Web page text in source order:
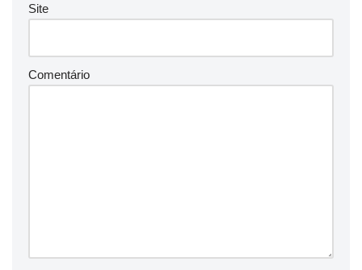
Site
Comentário